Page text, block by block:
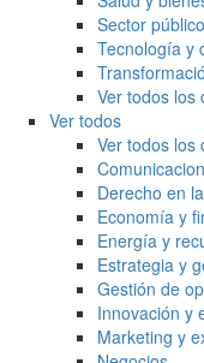
Sector público
Tecnología y
Ver todos los
Ver todos
Ver todos los
Derecho en
Economía y
Energía y
Estrategia y
Gestión de
Innovación y
Marketing y